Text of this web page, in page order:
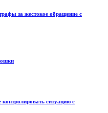
за жестокое обращение с
ситуацию с